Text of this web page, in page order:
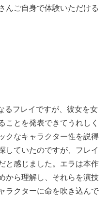
んご自身で体験いただける
るフレイですが、彼女を女
ことを発表できてうれしく
クなキャラクター性を説得
していたのですが、フレイ
と感じました。エラは本作
から理解し、それらを演技
ラクターに命を吹き込んで